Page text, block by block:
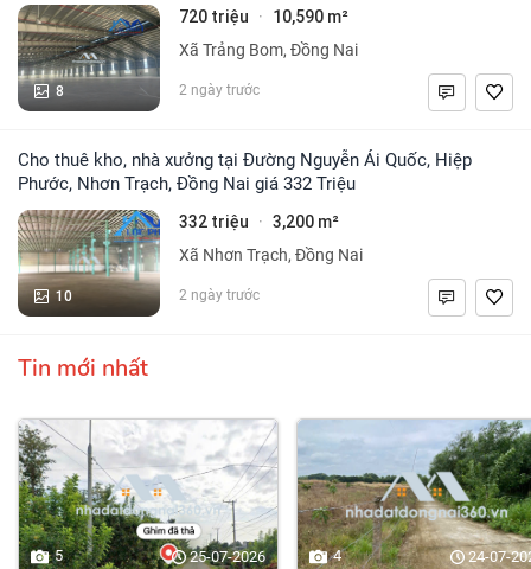
8
720 triệu · 10,590 m²
Xã Trảng Bom, Đồng Nai
2 ngày trước
Cho thuê kho, nhà xưởng tại Đường Nguyễn Ái Quốc, Hiệp
Phước, Nhơn Trạch, Đồng Nai giá 332 Triệu
10
332 triệu · 3,200 m²
Xã Nhơn Trạch, Đồng Nai
2 ngày trước
Tin mới nhất
5 25-07-2026 4 24-07-